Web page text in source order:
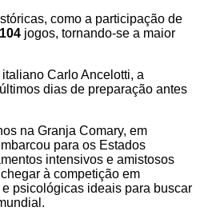
como a participação de
104 jogos, tornando-se a maior
Carlo Ancelotti, a
dias de preparação antes
na Granja Comary, em
para os Estados
intensivos e amistosos
à competição em
psicológicas ideais para buscar